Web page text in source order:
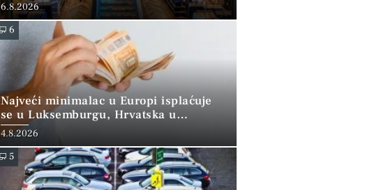
6.8.2026
6
Najveći minimalac u Europi isplaćuje
se u Luksemburgu, Hrvatska u
“srednjoj skupini”
4.8.2026
5